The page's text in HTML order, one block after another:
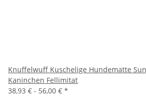
Knuffelwuff Kuschelige Hundematte
Kaninchen Fellimitat
38,93 € - 56,00 € *